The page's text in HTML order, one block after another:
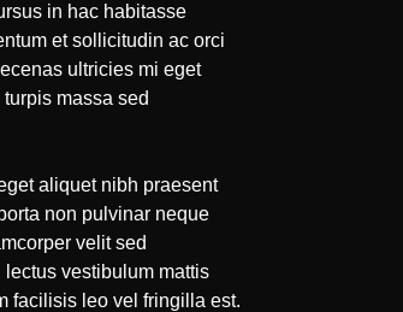
in hac habitasse
et sollicitudin ac orci
ultricies mi eget
massa sed
aliquet nibh praesent
non pulvinar neque
velit sed
vestibulum mattis
facilisis leo vel fringilla est.